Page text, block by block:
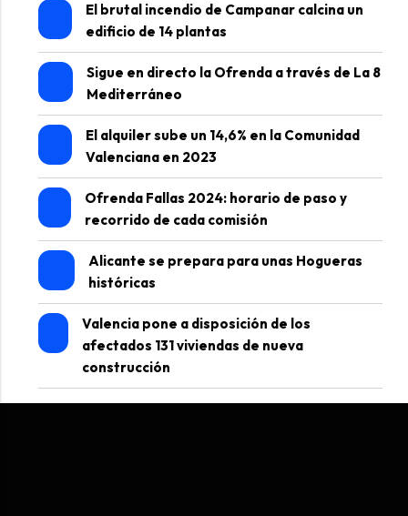
El brutal incendio de Campanar calcina un
edificio de 14 plantas
Sigue en directo la Ofrenda a través de La 8
Mediterráneo
El alquiler sube un 14,6% en la Comunidad
Valenciana en 2023
Ofrenda Fallas 2024: horario de paso y
recorrido de cada comisión
Alicante se prepara para unas Hogueras
históricas
Valencia pone a disposición de los
afectados 131 viviendas de nueva
construcción